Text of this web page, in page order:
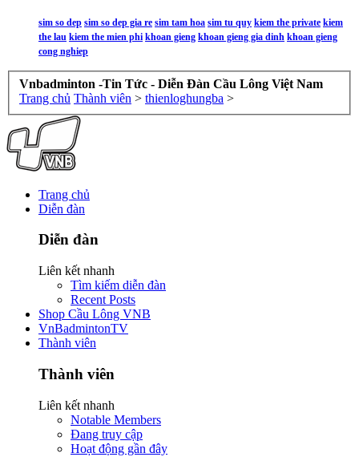
sim so dep sim so dep gia re sim tam hoa sim tu quy kiem the private kiem
the lau kiem the mien phi khoan gieng khoan gieng gia dinh khoan gieng
cong nghiep
Vnbadminton -Tin Tức - Diễn Đàn Cầu Lông Việt Nam
Trang chủ Thành viên > thienloghungba >
Trang chủ
Diễn đàn
Diễn đàn
Liên kết nhanh
Tìm kiếm diễn đàn
Recent Posts
Shop Cầu Lông VNB
VnBadmintonTV
Thành viên
Thành viên
Liên kết nhanh
Notable Members
Đang truy cập
Hoạt động gần đây